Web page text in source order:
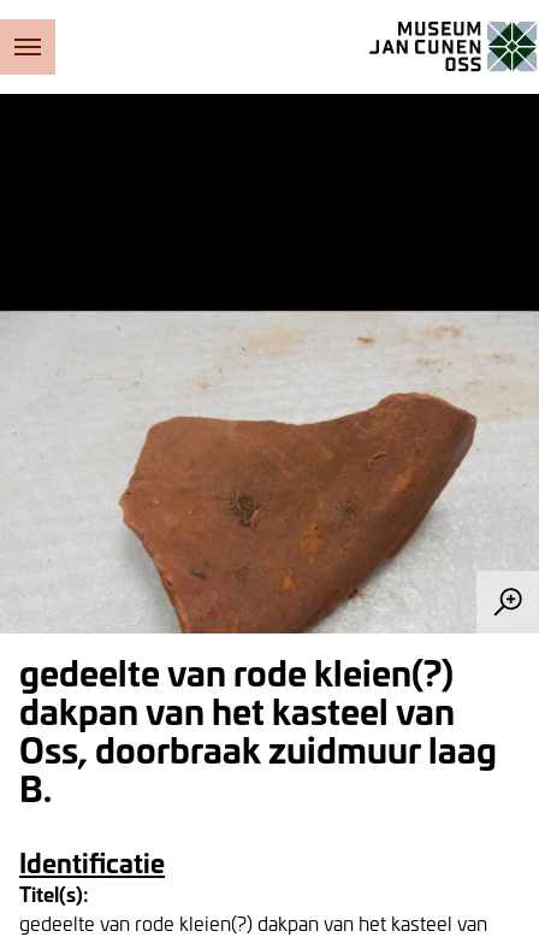
gedeelte van rode kleien(?)
dakpan van het kasteel van
Oss, doorbraak zuidmuur laag
B.
Identificatie
Titel(s):
gedeelte van rode kleien(?) dakpan van het kasteel van